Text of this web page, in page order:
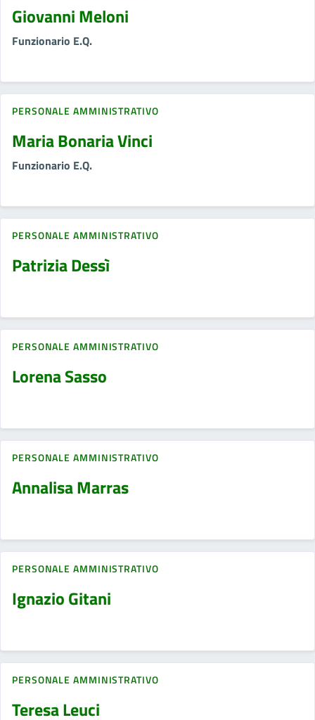
Giovanni Meloni
Funzionario E.Q.
PERSONALE AMMINISTRATIVO
Maria Bonaria Vinci
Funzionario E.Q.
PERSONALE AMMINISTRATIVO
Patrizia Dessì
PERSONALE AMMINISTRATIVO
Lorena Sasso
PERSONALE AMMINISTRATIVO
Annalisa Marras
PERSONALE AMMINISTRATIVO
Ignazio Gitani
PERSONALE AMMINISTRATIVO
Teresa Leuci